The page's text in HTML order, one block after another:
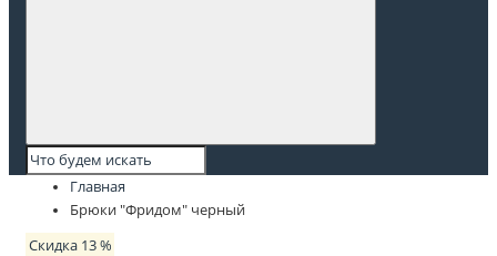
Главная
Брюки "Фридом" черный
Скидка 13 %